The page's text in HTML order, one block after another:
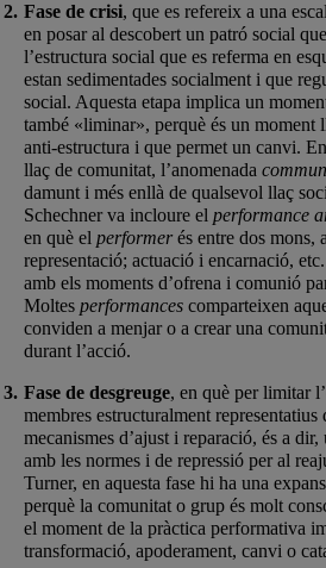
Fase de crisi, que es refereix a una
en posar al descobert un patró social
l’estructura social que es referma en
estan sedimentades socialment i que
social. Aquesta etapa implica un
també «liminar», perquè és un moment
anti-estructura i que permet un canvi.
llaç de comunitat, l’anomenada
damunt i més enllà de qualsevol llaç
Schechner va incloure el performance
en què el performerés entre dos mons,
representació; actuació i encarnació,
amb els moments d’ofrena i comunió
Moltes performances comparteixen
conviden a menjar o a crear una
durant l’acció.
Fase de desgreuge, en què per limitar
membres estructuralment representatius
mecanismes d’ajust i reparació, és a
amb les normes i de repressió per al
Turner, en aquesta fase hi ha una
perquè la comunitat o grup és molt
el moment de la pràctica performativa
transformació, apoderament, canvi o